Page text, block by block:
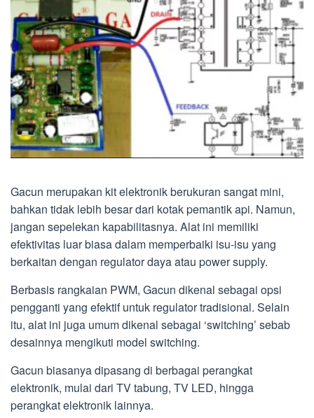
Gacun merupakan kit elektronik berukuran sangat mini,
bahkan tidak lebih besar dari kotak pemantik api. Namun,
jangan sepelekan kapabilitasnya. Alat ini memiliki
efektivitas luar biasa dalam memperbaiki isu-isu yang
berkaitan dengan regulator daya atau power supply.
Berbasis rangkaian PWM, Gacun dikenal sebagai opsi
pengganti yang efektif untuk regulator tradisional. Selain
itu, alat ini juga umum dikenal sebagai ‘switching’ sebab
desainnya mengikuti model switching.
Gacun biasanya dipasang di berbagai perangkat
elektronik, mulai dari TV tabung, TV LED, hingga
perangkat elektronik lainnya.